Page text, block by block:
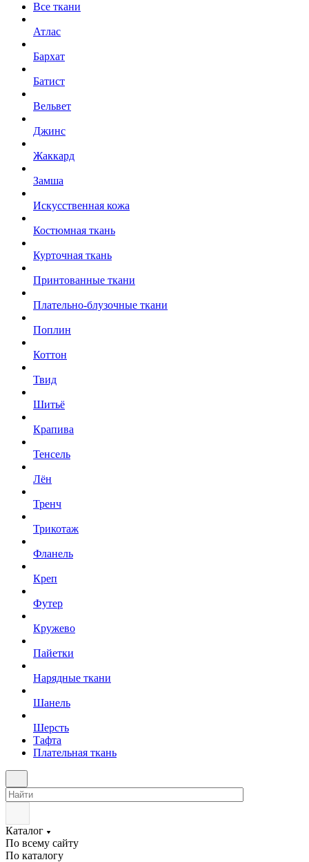
Все ткани
Атлас
Бархат
Батист
Вельвет
Джинс
Жаккард
Замша
Искусственная кожа
Костюмная ткань
Курточная ткань
Принтованные ткани
Плательно-блузочные ткани
Поплин
Коттон
Твид
Шитьё
Крапива
Тенсель
Лён
Тренч
Трикотаж
Фланель
Креп
Футер
Кружево
Пайетки
Нарядные ткани
Шанель
Шерсть
Тафта
Плательная ткань
Каталог
По всему сайту
По каталогу